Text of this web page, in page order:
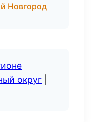
Новгород
округ